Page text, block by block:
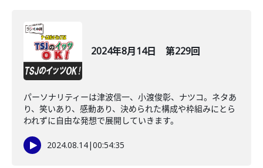
2024年8月14日 第229回
パーソナリティーは津波信一、小渡俊彰、ナツコ。ネタあ
り、笑いあり、感動あり、決められた構成や枠組みにとら
われずに自由な発想で展開していきます。
2024.08.14|00:54:35